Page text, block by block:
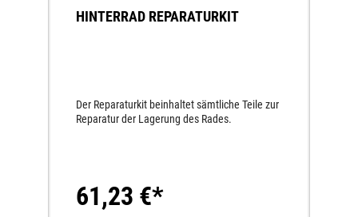
HINTERRAD REPARATURKIT
Der Reparaturkit beinhaltet sämtliche Teile zur
Reparatur der Lagerung des Rades.
61,23 €*